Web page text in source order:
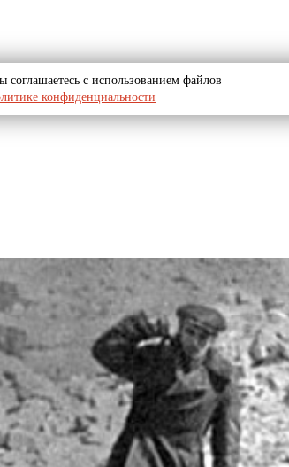
соглашаетесь с использованием файлов
конфиденциальности